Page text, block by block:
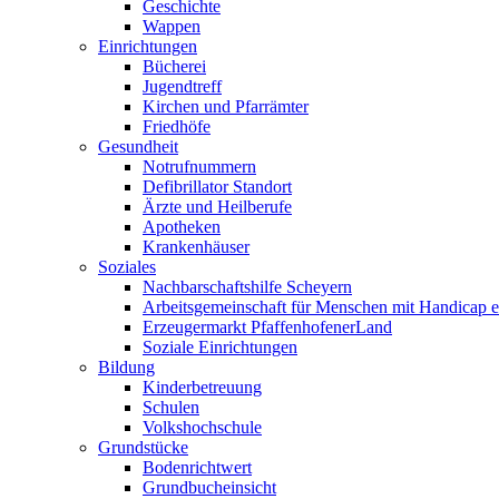
Geschichte
Wappen
Einrichtungen
Bücherei
Jugendtreff
Kirchen und Pfarrämter
Friedhöfe
Gesundheit
Notrufnummern
Defibrillator Standort
Ärzte und Heilberufe
Apotheken
Krankenhäuser
Soziales
Nachbarschaftshilfe Scheyern
Arbeitsgemeinschaft für Menschen mit Handicap
Erzeugermarkt PfaffenhofenerLand
Soziale Einrichtungen
Bildung
Kinderbetreuung
Schulen
Volkshochschule
Grundstücke
Bodenrichtwert
Grundbucheinsicht